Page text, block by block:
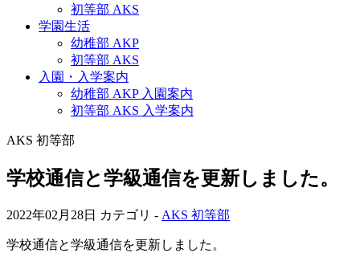
初等部 AKS
学園生活
幼稚部 AKP
初等部 AKS
入園・入学案内
幼稚部 AKP 入園案内
初等部 AKS 入学案内
AKS 初等部
学校通信と学級通信を更新しました。
2022年02月28日 カテゴリ - AKS 初等部
学校通信と学級通信を更新しました。